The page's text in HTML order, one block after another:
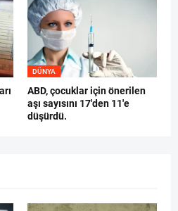
DÜNYA
ABD, çocuklar için önerilen
aşı sayısını 17'den 11'e
düşürdü.